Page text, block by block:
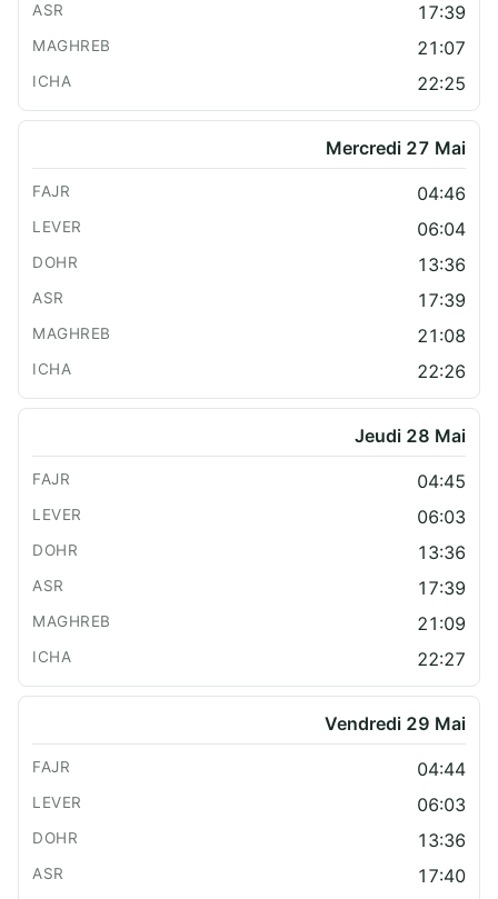
17:39
21:07
22:25
Mercredi 27 Mai
04:46
06:04
13:36
17:39
21:08
22:26
Jeudi 28 Mai
04:45
06:03
13:36
17:39
21:09
22:27
Vendredi 29 Mai
04:44
06:03
13:36
17:40